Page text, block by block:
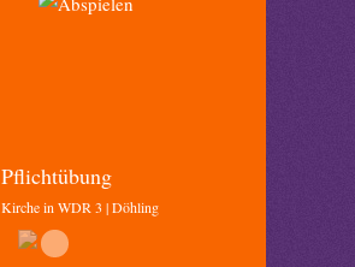
Pflichtübung
Kirche in WDR 3 | Döhling